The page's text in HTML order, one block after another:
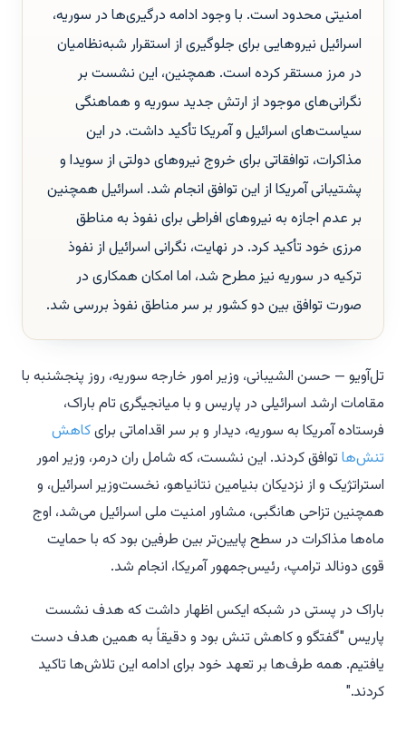
امنیتی محدود است. با وجود ادامه درگیری‌ها در سوریه،
اسرائیل نیروهایی برای جلوگیری از استقرار شبه‌نظامیان
در مرز مستقر کرده است. همچنین، این نشست بر
نگرانی‌های موجود از ارتش جدید سوریه و هماهنگی
سیاست‌های اسرائیل و آمریکا تأکید داشت. در این
مذاکرات، توافقاتی برای خروج نیروهای دولتی از سویدا و
پشتیبانی آمریکا از این توافق انجام شد. اسرائیل همچنین
بر عدم اجازه به نیروهای افراطی برای نفوذ به مناطق
مرزی خود تأکید کرد. در نهایت، نگرانی اسرائیل از نفوذ
ترکیه در سوریه نیز مطرح شد، اما امکان همکاری در
صورت توافق بین دو کشور بر سر مناطق نفوذ بررسی شد.
تل‌آویو — حسن الشیبانی، وزیر امور خارجه سوریه، روز پنجشنبه با
مقامات ارشد اسرائیلی در پاریس و با میانجیگری تام باراک،
فرستاده آمریکا به سوریه، دیدار و بر سر اقداماتی برایکاهش
تنش‌ها توافق کردند. این نشست، که شامل ران درمر، وزیر امور
استراتژیک و از نزدیکان بنیامین نتانیاهو، نخست‌وزیر اسرائیل، و
همچنین تزاحی هانگبی، مشاور امنیت ملی اسرائیل می‌شد، اوج
ماه‌ها مذاکرات در سطح پایین‌تر بین طرفین بود که با حمایت
قوی دونالد ترامپ، رئیس‌جمهور آمریکا، انجام شد.
باراک در پستی در شبکه ایکس اظهار داشت که هدف نشست
پاریس "گفتگو و کاهش تنش بود و دقیقاً به همین هدف دست
یافتیم. همه طرف‌ها بر تعهد خود برای ادامه این تلاش‌ها تاکید
کردند."